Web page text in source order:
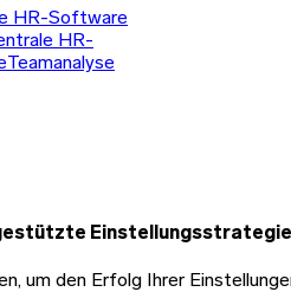
HR-Software
HR-
Teamanalyse
Einstellungsstrategie
um den Erfolg Ihrer